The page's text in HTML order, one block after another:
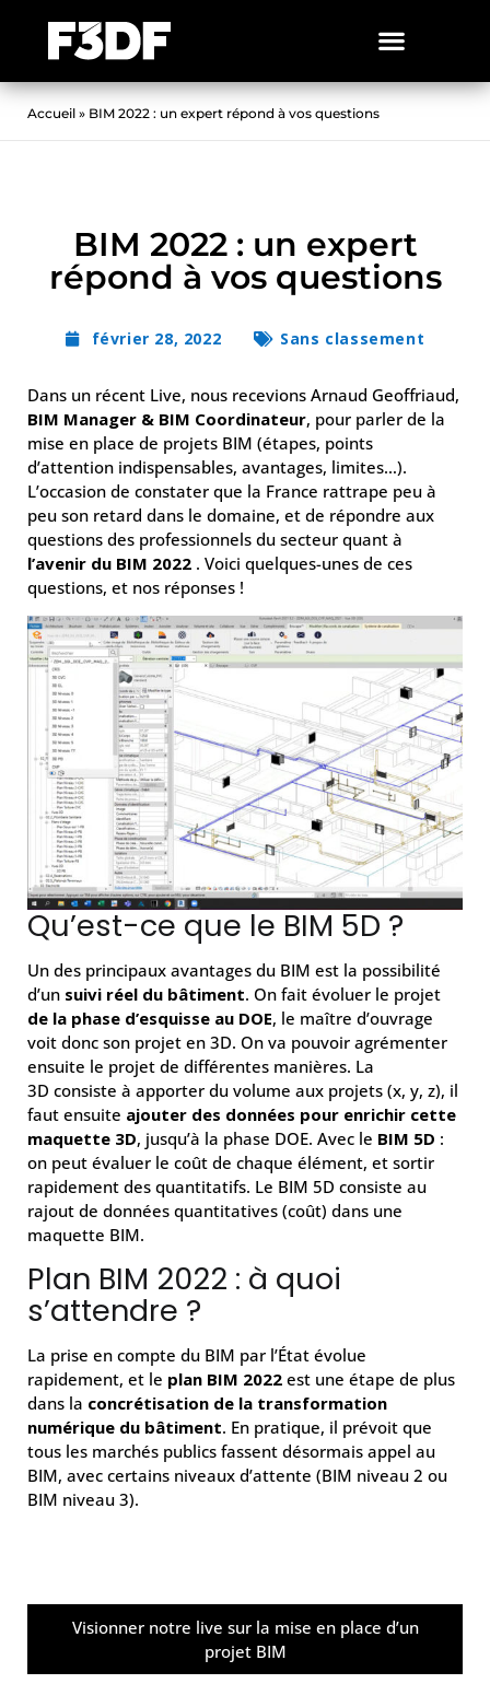
Accueil » BIM 2022 : un expert répond à vos questions
BIM 2022 : un expert
répond à vos questions
février 28, 2022 Sans classement
Dans un récent Live, nous recevions Arnaud Geoffriaud,
BIM Manager & BIM Coordinateur, pour parler de la
mise en place de projets BIM (étapes, points
d’attention indispensables, avantages, limites…).
L’occasion de constater que la France rattrape peu à
peu son retard dans le domaine, et de répondre aux
questions des professionnels du secteur quant à
l’avenir du BIM 2022 . Voici quelques-unes de ces
questions, et nos réponses !
Qu’est-ce que le BIM 5D ?
Un des principaux avantages du BIM est la possibilité
d’un suivi réel du bâtiment. On fait évoluer le projet
de la phase d’esquisse au DOE, le maître d’ouvrage
voit donc son projet en 3D. On va pouvoir agrémenter
ensuite le projet de différentes manières. La
3D consiste à apporter du volume aux projets (x, y, z), il
faut ensuite ajouter des données pour enrichir cette
maquette 3D, jusqu’à la phase DOE. Avec le BIM 5D :
on peut évaluer le coût de chaque élément, et sortir
rapidement des quantitatifs. Le BIM 5D consiste au
rajout de données quantitatives (coût) dans une
maquette BIM.
Plan BIM 2022 : à quoi
s’attendre ?
La prise en compte du BIM par l’État évolue
rapidement, et le plan BIM 2022 est une étape de plus
dans la concrétisation de la transformation
numérique du bâtiment. En pratique, il prévoit que
tous les marchés publics fassent désormais appel au
BIM, avec certains niveaux d’attente (BIM niveau 2 ou
BIM niveau 3).
Visionner notre live sur la mise en place d’un
projet BIM